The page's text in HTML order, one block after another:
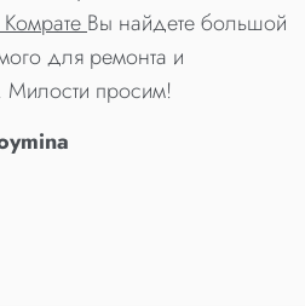
КомратеВы найдете большой
для ремонта и
Милости просим!